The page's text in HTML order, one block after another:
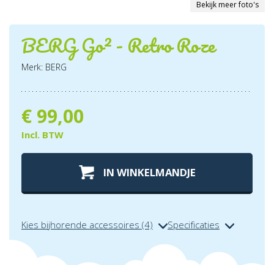
Bekijk meer foto's
BERG Go² - Retro Roze
Merk: BERG
€ 99,00
Incl. BTW
IN WINKELMANDJE
Kies bijhorende accessoires (4) Specificaties